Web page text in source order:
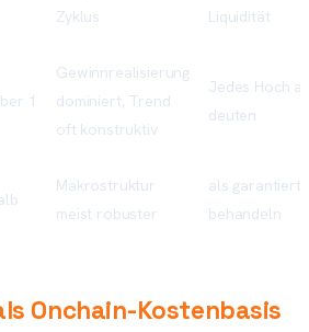
Zyklus
Liquidität
1
Gewinnrealisierung
dominiert, Trend
oft konstruktiv
Jedes Hoch
deuten
Makrostruktur
meist robuster
als
behandeln
Onchain-Kostenbasis